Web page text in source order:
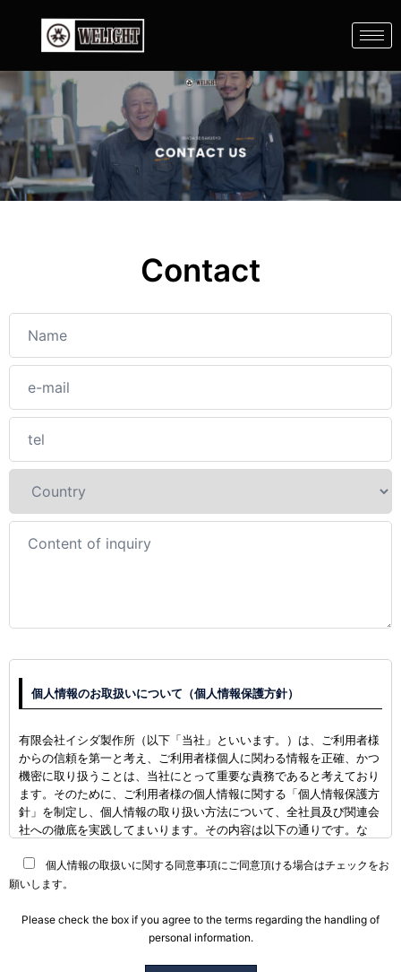
Contact
個人情報のお取扱いについて（個人情報保護方針）
有限会社イシダ製作所（以下「当社」といいます。）は、ご利用者様
からの信頼を第一と考え、ご利用者様個人に関わる情報を正確、かつ
機密に取り扱うことは、当社にとって重要な責務であると考えており
ます。そのために、ご利用者様の個人情報に関する「個人情報保護方
針」を制定し、個人情報の取り扱い方法について、全社員及び関連会
社への徹底を実践してまいります。その内容は以下の通りです。な
も、本方針に従ってご利用者様の個人情報の取り扱いを実施致しま
す。
（1）個人情報の取得
当社は個人情報を適法かつ公正な手段により収集致します。ご利用者
様に個人情報の提供をお願いする場合は、事前に収集の目的、利用の
個人情報の取扱いに関する同意事項にご同意頂ける場合はチェックをお
願いします。
Please check the box if you agree to the terms regarding the handling of
personal information.